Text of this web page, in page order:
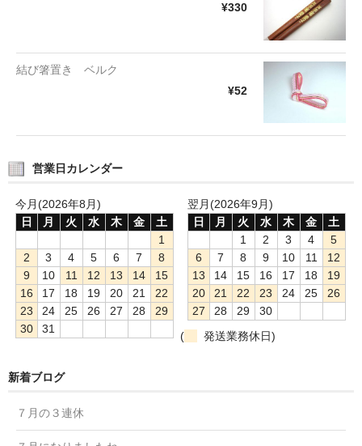
¥330
結び箸置き ベルク
¥52
営業日カレンダー
今月(2026年8月)
日
月 火 水 木 金
土
1
2
3 4 5 6 7
8
9
10 11 12 13 14
15
16
17 18 19 20 21
22
23
24 25 26 27 28
29
30
31
翌月(2026年9月)
日
月 火 水 木 金
土
1
2 3 4
5
6
7 8 9 10 11
12
13
14 15 16 17 18
19
20
21 22 23 24 25
26
27
28 29
30
(
発送業務休日)
新着ブログ
７月の３連休